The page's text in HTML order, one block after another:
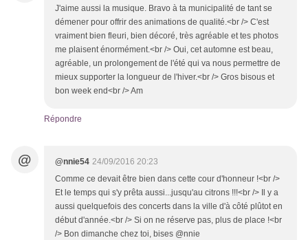
J'aime aussi la musique. Bravo à ta municipalité de tant se
démener pour offrir des animations de qualité.<br /> C'est
vraiment bien fleuri, bien décoré, très agréable et tes photos
me plaisent énormément.<br /> Oui, cet automne est beau,
agréable, un prolongement de l'été qui va nous permettre de
mieux supporter la longueur de l'hiver.<br /> Gros bisous et
bon week end<br /> Am
Répondre
@ @nnie54 24/09/2016 20:23
Comme ce devait être bien dans cette cour d'honneur !<br />
Et le temps qui s'y prêta aussi...jusqu'au citrons !!!<br /> Il y a
aussi quelquefois des concerts dans la ville d'à côté plûtot en
début d'année.<br /> Si on ne réserve pas, plus de place !<br
/> Bon dimanche chez toi, bises @nnie